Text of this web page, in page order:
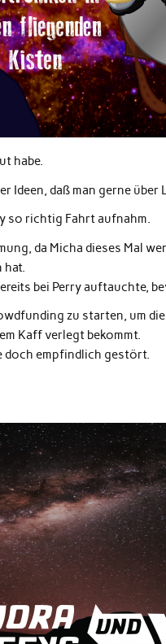
habe.
Ideen, daß man gerne
so richtig Fahrt aufnahm.
da Micha dieses Mal
hat.
bei Perry auftauchte,
zu starten, um
Kaff verlegt bekommt.
doch empfindlich gestört.